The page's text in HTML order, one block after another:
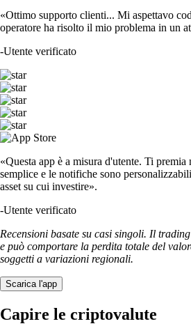
«Ottimo supporto clienti... Mi aspettavo
operatore ha risolto il mio problema in un
-Utente verificato
«Questa app è a misura d'utente. Ti
semplice e le notifiche sono
asset su cui investire».
-Utente verificato
Recensioni basate su casi singoli. Il
e può comportare la perdita totale del
soggetti a variazioni regionali.
Scarica l'app
Capire le criptovalute